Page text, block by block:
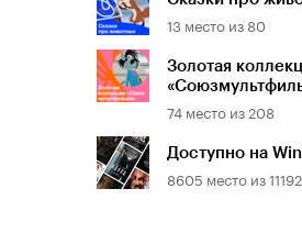
13 место из 80
Золотая
74 место из208
Доступно на
8605 место из11192